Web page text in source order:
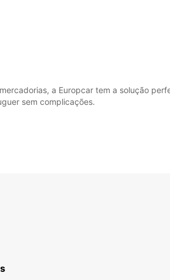
a Europcar tem a solução
sem complicações.